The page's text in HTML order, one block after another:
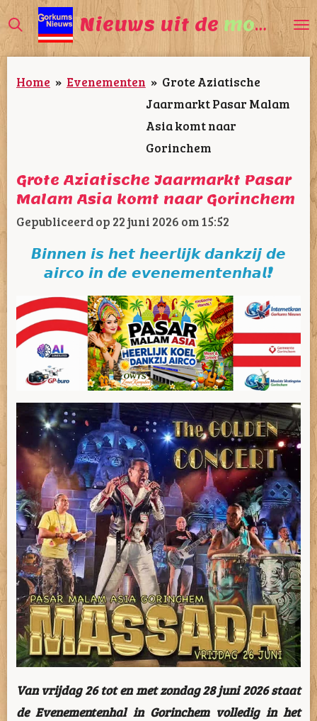
Ga
direct
naar
de
Nieuws uit de mooiste
Home » Evenementen » Grote Aziatische
Jaarmarkt Pasar Malam
Asia komt naar
Gorinchem
Grote Aziatische Jaarmarkt Pasar
Malam Asia komt naar Gorinchem
Gepubliceerd op 22 juni 2026 om 15:52
𝘽𝙞𝙣𝙣𝙚𝙣 𝙞𝙨 𝙝𝙚𝙩 𝙝𝙚𝙚𝙧𝙡𝙞𝙟𝙠 𝙙𝙖𝙣𝙠𝙯𝙞𝙟 𝙙𝙚
𝙖𝙞𝙧𝙘𝙤 𝙞𝙣 𝙙𝙚 𝙚𝙫𝙚𝙣𝙚𝙢𝙚𝙣𝙩𝙚𝙣𝙝𝙖𝙡!
Van vrijdag 26 tot en met zondag 28 juni 2026 staat
de Evenementenhal in Gorinchem volledig in het